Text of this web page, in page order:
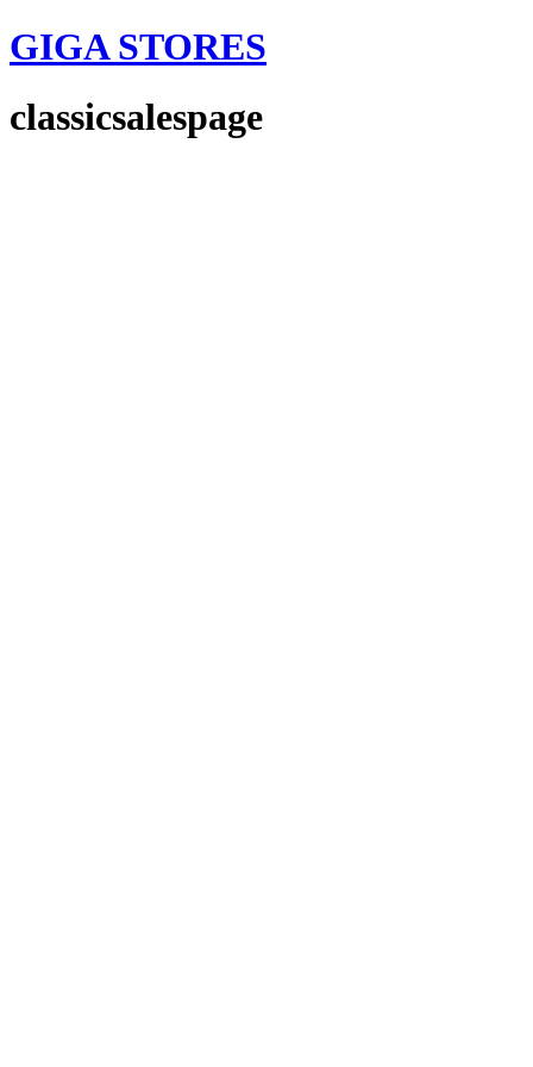
GIGA STORES
classicsalespage